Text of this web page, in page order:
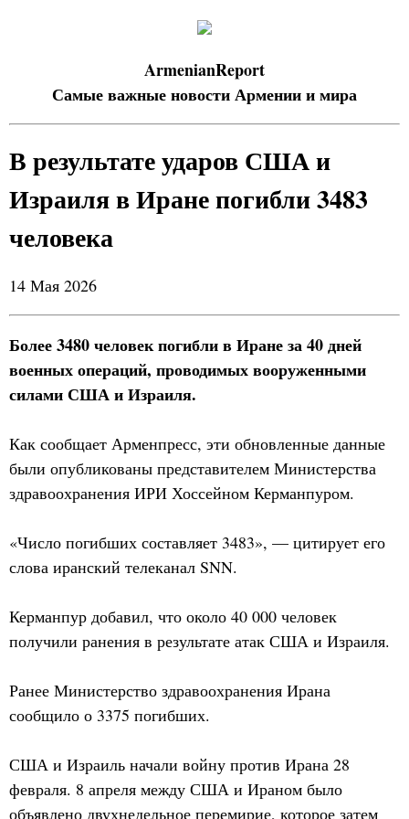
ArmenianReport
Самые важные новости Армении и мира
В результате ударов США и
Израиля в Иране погибли 3483
человека
14 Мая 2026
Более 3480 человек погибли в Иране за 40 дней
военных операций, проводимых вооруженными
силами США и Израиля.
Как сообщает Арменпресс, эти обновленные данные
были опубликованы представителем Министерства
здравоохранения ИРИ Хоссейном Керманпуром.
«Число погибших составляет 3483», — цитирует его
слова иранский телеканал SNN.
Керманпур добавил, что около 40 000 человек
получили ранения в результате атак США и Израиля.
Ранее Министерство здравоохранения Ирана
сообщило о 3375 погибших.
США и Израиль начали войну против Ирана 28
февраля. 8 апреля между США и Ираном было
объявлено двухнедельное перемирие, которое затем